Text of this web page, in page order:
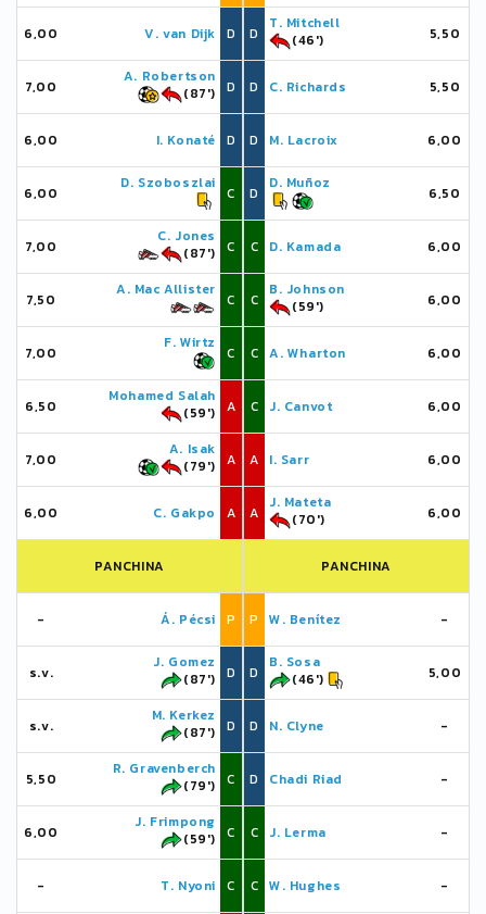
6,00 V. van Dijk D
7,00
A. Robertson
(87')
D
6,00 I. Konaté D
6,00
D. Szoboszlai
C
7,00
C. Jones
(87')
C
7,50
A. Mac Allister
C
7,00
F. Wirtz
C
6,50
Mohamed Salah
(59')
A
7,00
A. Isak
(79')
A
6,00 C. Gakpo A
PANCHINA
- Á. Pécsi P
s.v.
J. Gomez
(87')
D
s.v.
M. Kerkez
(87')
D
5,50
R. Gravenberch
(79')
C
6,00
J. Frimpong
(59')
C
- T. Nyoni C
D
T. Mitchell
(46')
5,50
D C. Richards 5,50
D M. Lacroix 6,00
D
D. Muñoz
6,50
C D. Kamada 6,00
C
B. Johnson
(59')
6,00
C A. Wharton 6,00
C J. Canvot 6,00
A I. Sarr 6,00
A
J. Mateta
(70')
6,00
PANCHINA
P W. Benítez -
D
B. Sosa
(46')
5,00
D N. Clyne -
D Chadi Riad -
C J. Lerma -
C W. Hughes -